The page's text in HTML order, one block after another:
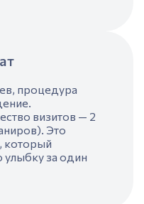
процедура
визитов — 2
Это
который
улыбку за один